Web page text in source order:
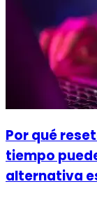
Por qué
tiempo
alternativa